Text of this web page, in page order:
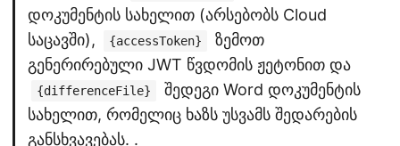
დოკუმენტის სახელით (არსებობს Cloud
საცავში),
{accessToken}
ზემოთ
გენერირებული JWT წვდომის ჟეტონით და
{differenceFile}
შედეგი Word დოკუმენტის
სახელით, რომელიც ხაზს უსვამს შედარების
განსხვავებას. .